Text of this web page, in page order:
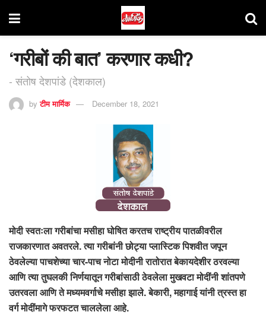
‘गरीबों की बात’ करणार कधी?
- संतोष देशपांडे (देशकाल)
by टीम मार्मिक December 18, 2021
मोदी स्वतःला गरीबांचा मसीहा घोषित करतच राष्ट्रीय पातळीवरील
राजकारणात अवतरले. त्या गरीबांनी छोट्या प्लास्टिक पिशवीत जपून
ठेवलेल्या पाचशेच्या चार-पाच नोटा मोदीनी रातोरात बेकायदेशीर ठरवल्या
आणि त्या तुघलकी निर्णयातून गरीबांसाठी ठेवलेला मुखवटा मोदींनी शांतपणे
उतरवला आणि ते मध्यमवर्गाचे मसीहा झाले. बेकारी, महागाई यांनी त्रस्त हा
वर्ग मोदींमागे फरफटत चाललेला आहे.